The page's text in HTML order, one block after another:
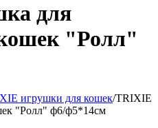
для
"Ролл"
игрушки для кошек/TRIXIE
"Ролл" ф6/ф5*14см